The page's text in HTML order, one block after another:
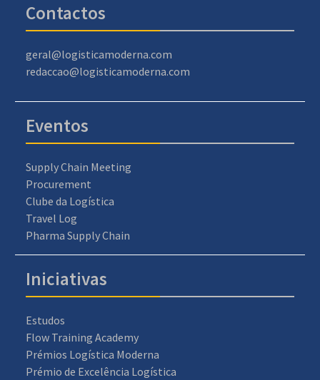
Contactos
geral@logisticamoderna.com
redaccao@logisticamoderna.com
Eventos
Supply Chain Meeting
Procurement
Clube da Logística
Travel Log
Pharma Supply Chain
Iniciativas
Estudos
Flow Training Academy
Prémios Logística Moderna
Prémio de Excelência Logística